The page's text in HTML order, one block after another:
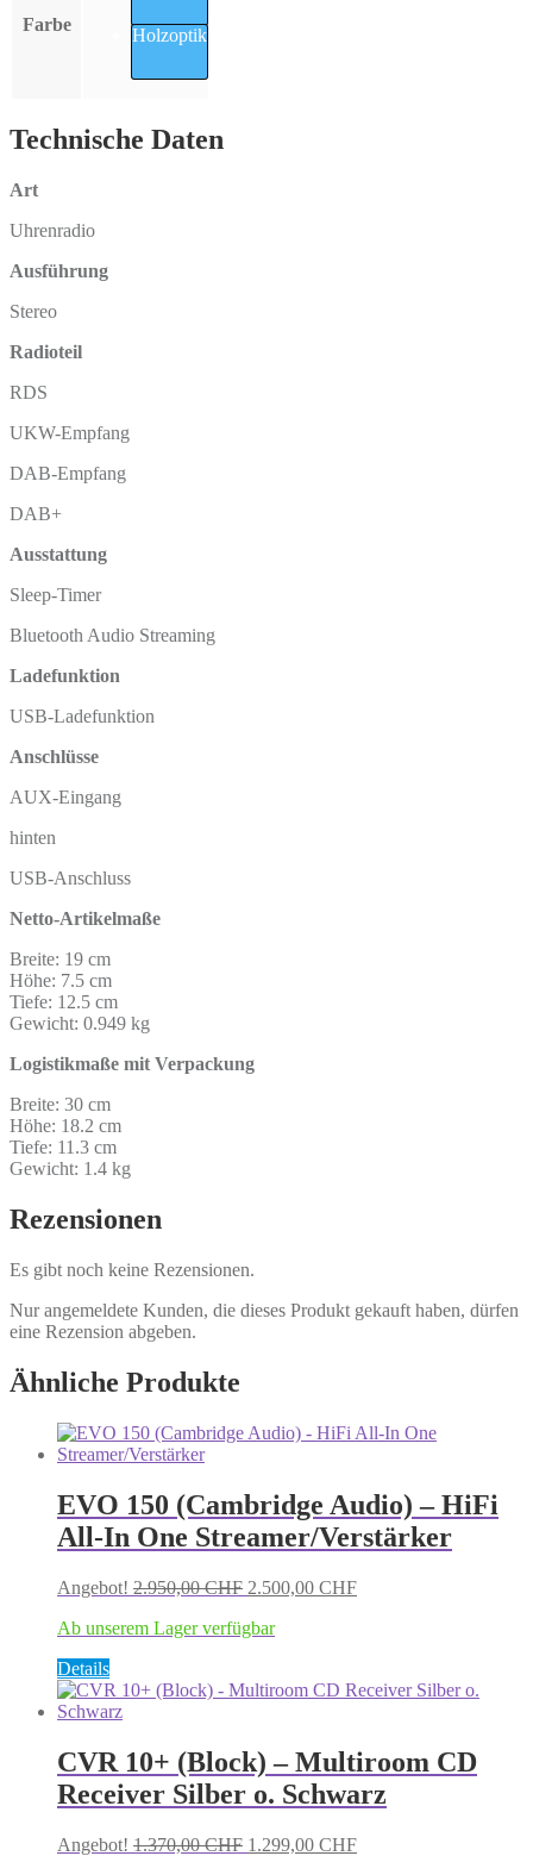
Farbe
Holzoptik
Technische Daten
Art
Uhrenradio
Ausführung
Stereo
Radioteil
RDS
UKW-Empfang
DAB-Empfang
DAB+
Ausstattung
Sleep-Timer
Bluetooth Audio Streaming
Ladefunktion
USB-Ladefunktion
Anschlüsse
AUX-Eingang
hinten
USB-Anschluss
Netto-Artikelmaße
Breite: 19 cm
Höhe: 7.5 cm
Tiefe: 12.5 cm
Gewicht: 0.949 kg
Logistikmaße mit Verpackung
Breite: 30 cm
Höhe: 18.2 cm
Tiefe: 11.3 cm
Gewicht: 1.4 kg
Rezensionen
Es gibt noch keine Rezensionen.
Nur angemeldete Kunden, die dieses Produkt gekauft haben, dürfen
eine Rezension abgeben.
Ähnliche Produkte
EVO 150 (Cambridge Audio) – HiFi
All-In One Streamer/Verstärker
Angebot! 2.950,00CHF Ursprünglicher
war:
2.500,00 CHFAktueller
Ab unserem Lager verfügbar
Details
CVR 10+ (Block) – Multiroom CD
Receiver Silber o. Schwarz
Angebot! 1.370,00CHF Ursprünglicher
1.299,00 CHFAktueller